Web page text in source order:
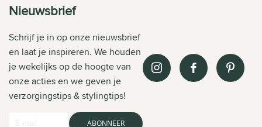
Nieuwsbrief
Schrijf je in op onze nieuwsbrief
en laat je inspireren. We houden
je wekelijks op de hoogte van
onze acties en we geven je
verzorgingstips & stylingtips!
ABONNEER